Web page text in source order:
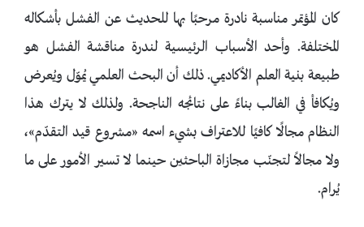
كان المؤتمر مناسبة نادرة مرحبًا بها للحديث عن الفشل بأشكاله
المختلفة. وأحد الأسباب الرئيسية لندرة مناقشة الفشل هو
طبيعة بنية العلم الأكاديمي. ذلك أن البحث العلمي يُموّل ويُعرض
ويُكافأ في الغالب بناءً على نتائجه الناجحة. ولذلك لا يترك هذا
النظام مجالًا كافيًا للاعتراف بشيء اسمه «مشروع قيد التقدّم»،
ولا مجالاً لتجنّب مجازاة الباحثين حينما لا تسير الأمور على ما
يُرام.